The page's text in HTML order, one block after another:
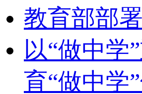
教育部部
以“做中
育“做中学